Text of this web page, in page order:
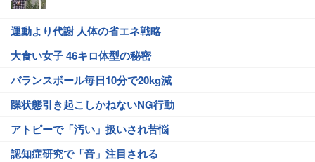
運動より代謝 人体の省エネ戦略
大食い女子 46キロ体型の秘密
バランスボール毎日10分で20kg減
躁状態引き起こしかねないNG行動
アトピーで「汚い」扱いされ苦悩
認知症研究で「音」注目される